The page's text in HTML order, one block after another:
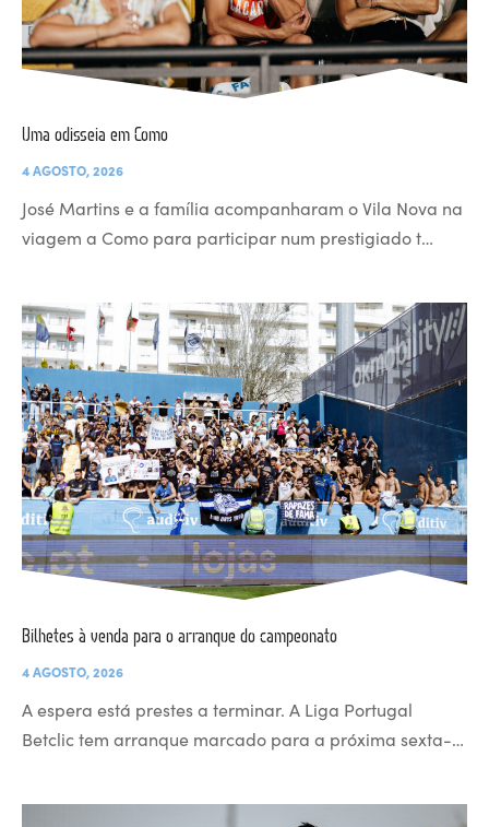
Uma odisseia em Como
4 AGOSTO, 2026
José Martins e a família acompanharam o Vila Nova na
viagem a Como para participar num prestigiado t…
Bilhetes à venda para o arranque do campeonato
4 AGOSTO, 2026
A espera está prestes a terminar. A Liga Portugal
Betclic tem arranque marcado para a próxima sexta-…